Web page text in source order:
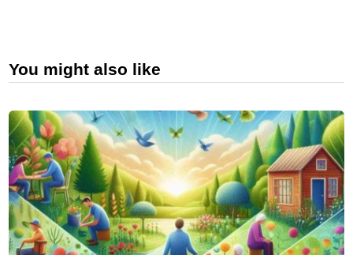
You might also like